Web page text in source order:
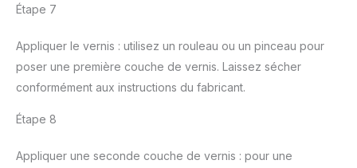
Étape 7
Appliquer le vernis : utilisez un rouleau ou un pinceau pour
poser une première couche de vernis. Laissez sécher
conformément aux instructions du fabricant.
Étape 8
Appliquer une seconde couche de vernis : pour une